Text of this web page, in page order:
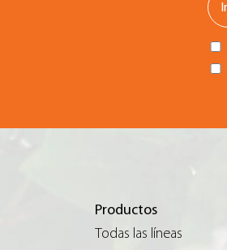
Productos
Todas las líneas